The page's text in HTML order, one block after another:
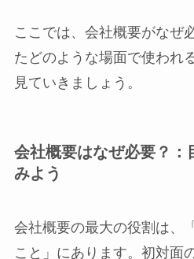
ここでは、会社概要がなぜ
たどのような場面で使われ
見ていきましょう。
会社概要はなぜ必要？：
みよう
会社概要の最大の役割は、
こと」にあります。初対面